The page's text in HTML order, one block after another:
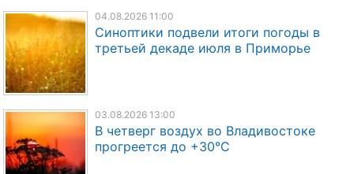
04.08.2026 11:00
Синоптики подвели итоги погоды в
третьей декаде июля в Приморье
03.08.2026 13:00
В четверг воздух во Владивостоке
прогреется до +30°C